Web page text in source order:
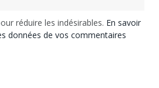
réduire les indésirables. En savoir
données de vos commentaires